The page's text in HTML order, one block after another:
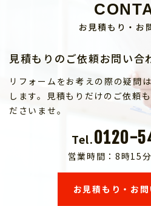
お見積もり・お
見積もりのご依頼お問い合
リフォームをお考えの際の疑問
します。見積もりだけのご依頼
ださいませ。
Tel.0120-
営業時間：8時15
お見積もり・お